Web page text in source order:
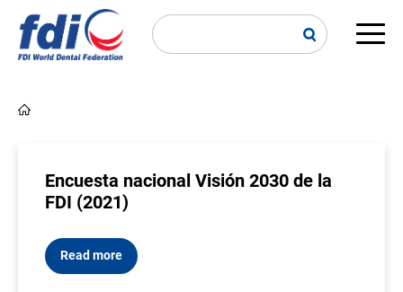
main
Encuesta nacional Visión 2030 de la
FDI (2021)
Read more